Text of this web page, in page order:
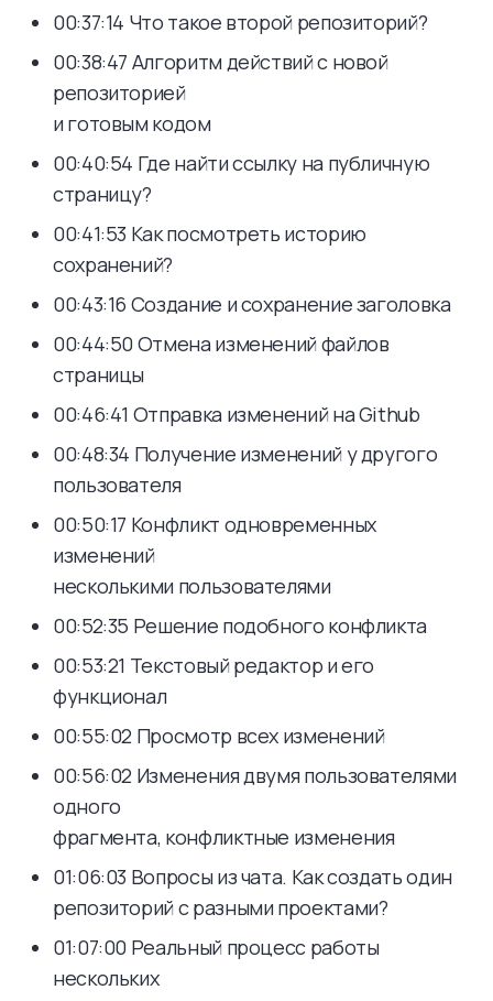
00:37:14 Что такое второй репозиторий?
00:38:47 Алгоритм действий с новой
репозиторией
и готовым кодом
00:40:54 Где найти ссылку на публичную
страницу?
00:41:53 Как посмотреть историю
сохранений?
00:43:16 Создание и сохранение заголовка
00:44:50 Отмена изменений файлов
страницы
00:46:41 Отправка изменений на Github
00:48:34 Получение изменений у другого
пользователя
00:50:17 Конфликт одновременных
изменений
несколькими пользователями
00:52:35 Решение подобного конфликта
00:53:21 Текстовый редактор и его
функционал
00:55:02 Просмотр всех изменений
00:56:02 Изменения двумя пользователями
одного
фрагмента, конфликтные изменения
01:06:03 Вопросы из чата. Как создать один
репозиторий с разными проектами?
01:07:00 Реальный процесс работы
нескольких